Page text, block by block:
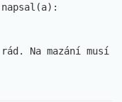
Na mazání musí